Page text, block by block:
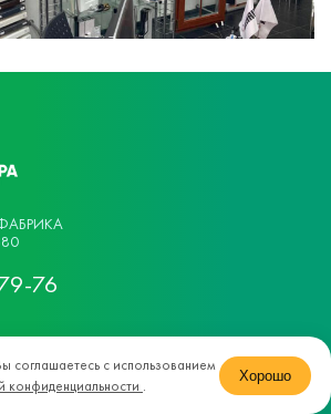
17
76
соглашаетесь с использованием
конфиденциальности .
Хорошо